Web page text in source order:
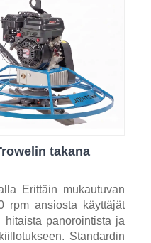
takana
Erittäin mukautuvan
rpm ansiosta käyttäjät
hitaista panorointista ja
Standardin